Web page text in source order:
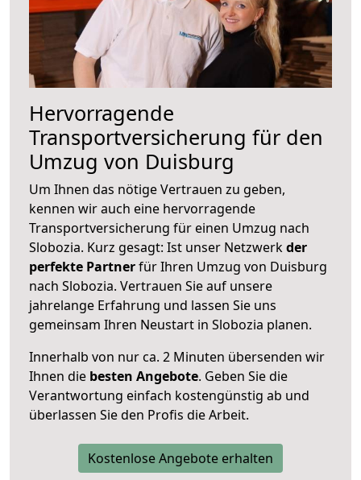
Hervorragende
Transportversicherung für den
Umzug von Duisburg
Um Ihnen das nötige Vertrauen zu geben,
kennen wir auch eine hervorragende
Transportversicherung für einen Umzug nach
Slobozia. Kurz gesagt: Ist unser Netzwerkder
perfekte Partnerfür Ihren Umzug von Duisburg
nach Slobozia. Vertrauen Sie auf unsere
jahrelange Erfahrung und lassen Sie uns
gemeinsam Ihren Neustart in Slobozia planen.
Innerhalb von nur ca. 2 Minuten übersenden wir
Ihnen die besten Angebote. Geben Sie die
Verantwortung einfach kostengünstig ab und
überlassen Sie den Profis die Arbeit.
Kostenlose Angebote erhalten